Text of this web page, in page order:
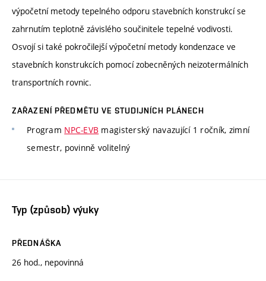
výpočetní metody tepelného odporu stavebních konstrukcí se
zahrnutím teplotně závislého součinitele tepelné vodivosti.
Osvojí si také pokročilejší výpočetní metody kondenzace ve
stavebních konstrukcích pomocí zobecněných neizotermálních
transportních rovnic.
ZAŘAZENÍ PŘEDMĚTU VE STUDIJNÍCH PLÁNECH
Program NPC-EVB magisterský navazující 1 ročník, zimní
semestr, povinně volitelný
Typ (způsob) výuky
PŘEDNÁŠKA
26 hod., nepovinná